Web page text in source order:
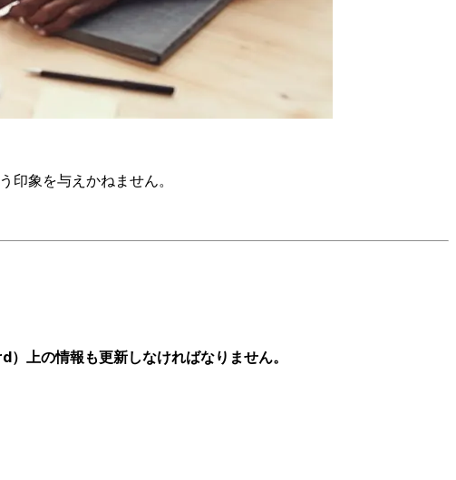
象を与えかねません。
上の情報も更新しなければなりません。